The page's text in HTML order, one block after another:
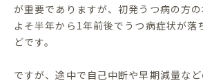
が重要でありますが、初発うつ病の方
よそ半年から1年前後でうつ病症状が落
どです。
ですが、途中で自己中断や早期減量な